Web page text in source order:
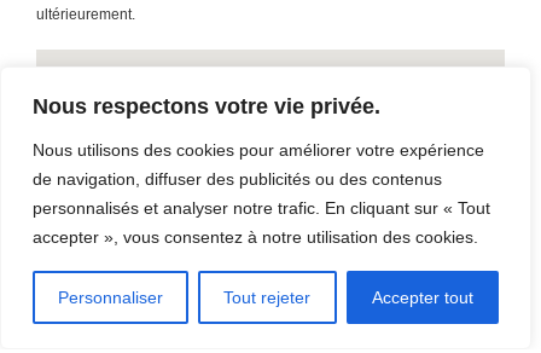
Nous respectons votre vie privée.
Nous utilisons des cookies pour améliorer votre expérience
de navigation, diffuser des publicités ou des contenus
personnalisés et analyser notre trafic. En cliquant sur « Tout
accepter », vous consentez à notre utilisation des cookies.
Personnaliser Tout rejeter Accepter tout
ultérieurement.